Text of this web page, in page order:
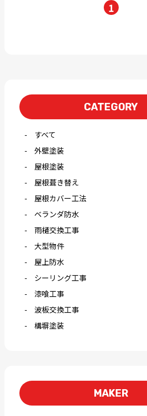
1
CATEGORY
すべて
外壁塗装
屋根塗装
屋根葺き替え
屋根カバー工法
ベランダ防水
雨樋交換工事
大型物件
屋上防水
シーリング工事
漆喰工事
波板交換工事
構塀塗装
MAKER